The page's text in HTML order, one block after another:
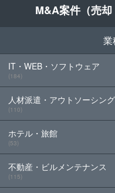
M&A案件（売
業
IT・WEB・ソフトウェア
(184)
人材派遣・アウトソーシング
(110)
ホテル・旅館
(53)
不動産・ビルメンテナンス
(115)